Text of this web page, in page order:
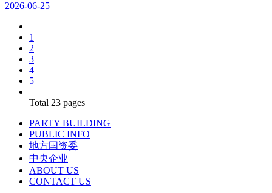
2026-06-25
1
2
3
4
5
Total 23 pages
PARTY BUILDING
PUBLIC INFO
地方国资委
中央企业
ABOUT US
CONTACT US